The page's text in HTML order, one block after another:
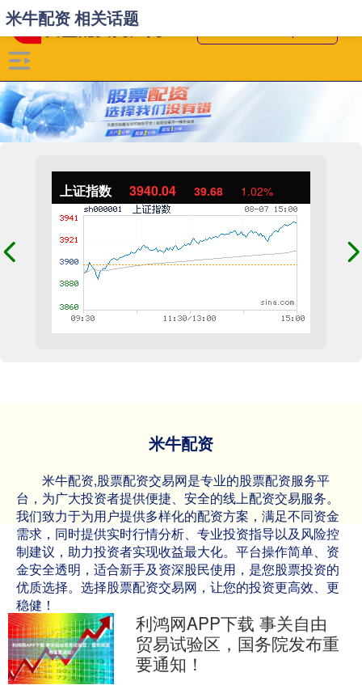
上证指数 3940.04 39.68 1.02%
米牛配资
米牛配资,股票配资交易网是专业的股票配资服务平
台，为广大投资者提供便捷、安全的线上配资交易服务。
我们致力于为用户提供多样化的配资方案，满足不同资金
需求，同时提供实时行情分析、专业投资指导以及风险控
制建议，助力投资者实现收益最大化。平台操作简单、资
金安全透明，适合新手及资深股民使用，是您股票投资的
优质选择。选择股票配资交易网，让您的投资更高效、更
稳健！
米牛配资 相关话题
利鸿网APP下载 事关自由
贸易试验区，国务院发布重
要通知！